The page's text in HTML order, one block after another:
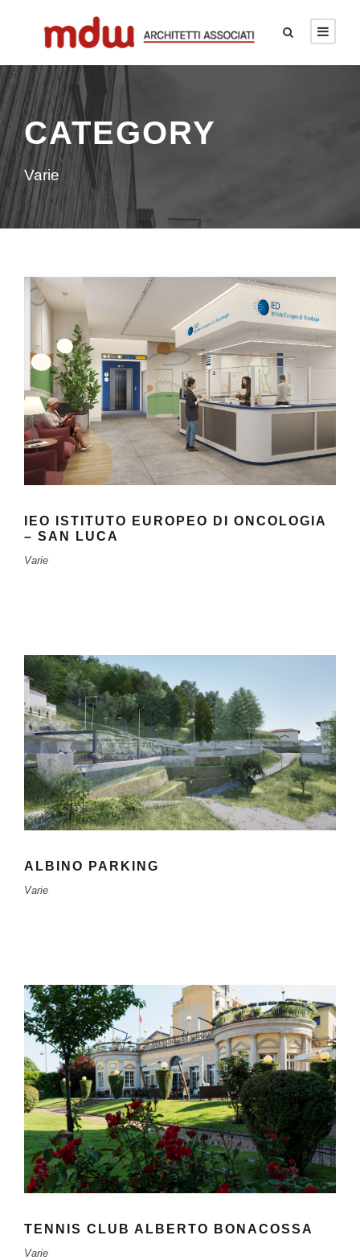
CATEGORY
Varie
IEO ISTITUTO EUROPEO DI ONCOLOGIA
– SAN LUCA
Varie
ALBINO PARKING
Varie
TENNIS CLUB ALBERTO BONACOSSA
Varie